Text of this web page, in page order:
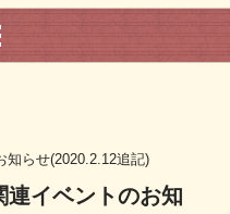
知らせ(2020.2.12追記)
連イベントのお知